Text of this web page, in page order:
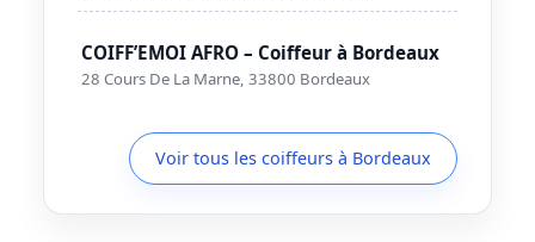
COIFF’EMOI AFRO – Coiffeur à Bordeaux
28 Cours De La Marne, 33800 Bordeaux
Voir tous les coiffeurs à Bordeaux